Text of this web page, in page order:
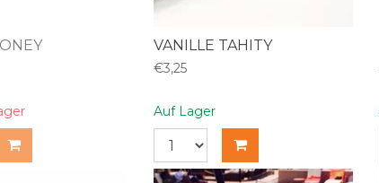
VANILLE TAHITY
€3,25
Auf Lager